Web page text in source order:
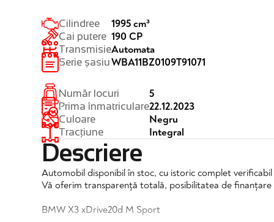
Cilindree
Cai putere
Transmisie
Serie șasiu
1995 cm³
190 CP
Automata
WBA11BZ0109T91071
Număr locuri
Prima înmatriculare
Culoare
Tracțiune
5
22.12.2023
Negru
Integral
Descriere
Automobil disponibil în stoc, cu istoric complet
Vă oferim transparență totală, posibilitatea de
BMW X3 xDrive20d M Sport